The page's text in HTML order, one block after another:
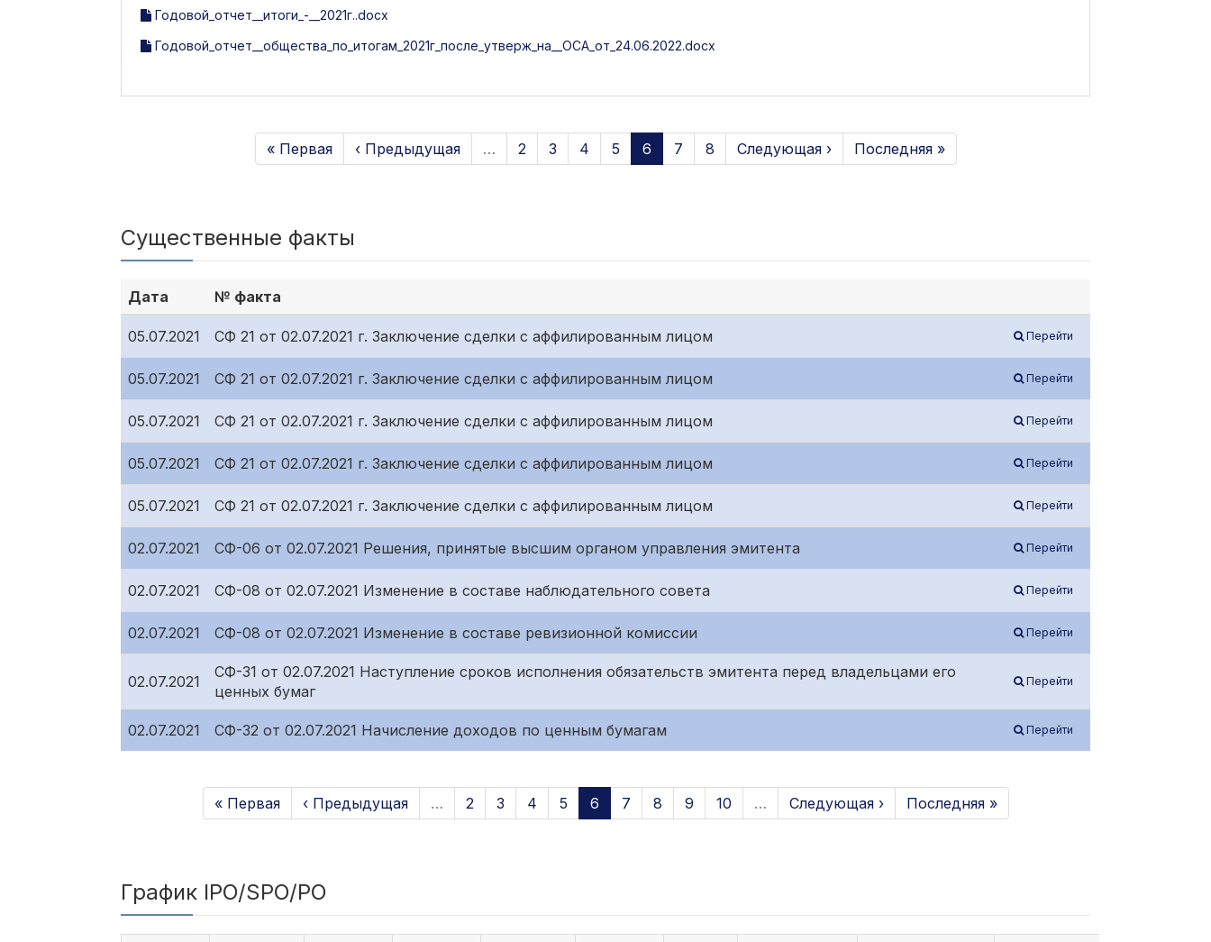
Годовой_отчет__итоги_-__2021г..docx
Годовой_отчет__общества_по_итогам_2021г_после_утверж_на__ОСА_от_24.06.2022.docx
« Первая ‹ Предыдущая … 2 3 4 5 6 7 8 Следующая › Последняя »
Существенные факты
Дата № факта
05.07.2021 СФ 21 от 02.07.2021 г. Заключение сделки с аффилированным лицом Перейти
05.07.2021 СФ 21 от 02.07.2021 г. Заключение сделки с аффилированным лицом Перейти
05.07.2021 СФ 21 от 02.07.2021 г. Заключение сделки с аффилированным лицом Перейти
05.07.2021 СФ 21 от 02.07.2021 г. Заключение сделки с аффилированным лицом Перейти
05.07.2021 СФ 21 от 02.07.2021 г. Заключение сделки с аффилированным лицом Перейти
02.07.2021 СФ-06 от 02.07.2021 Решения, принятые высшим органом управления эмитента Перейти
02.07.2021 СФ-08 от 02.07.2021 Изменение в составе наблюдательного совета Перейти
02.07.2021 СФ-08 от 02.07.2021 Изменение в составе ревизионной комиссии Перейти
02.07.2021
СФ-31 от 02.07.2021 Наступление сроков исполнения обязательств эмитента перед владельцами его
ценных бумаг
Перейти
02.07.2021 СФ-32 от 02.07.2021 Начисление доходов по ценным бумагам Перейти
« Первая ‹ Предыдущая … 2 3 4 5 6 7 8 9 10 … Следующая › Последняя »
График IPO/SPO/PO